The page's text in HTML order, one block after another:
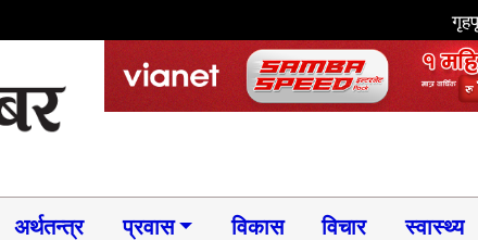
अर्थतन्त्र प्रवास विकास विचार स्वास्थ्य